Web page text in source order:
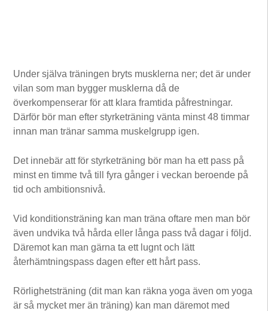
Under själva träningen bryts musklerna ner; det är under
vilan som man bygger musklerna då de
överkompenserar för att klara framtida påfrestningar.
Därför bör man efter styrketräning vänta minst 48 timmar
innan man tränar samma muskelgrupp igen.
Det innebär att för styrketräning bör man ha ett pass på
minst en timme två till fyra gånger i veckan beroende på
tid och ambitionsnivå.
Vid konditionsträning kan man träna oftare men man bör
även undvika två hårda eller långa pass två dagar i följd.
Däremot kan man gärna ta ett lugnt och lätt
återhämtningspass dagen efter ett hårt pass.
Rörlighetsträning (dit man kan räkna yoga även om yoga
är så mycket mer än träning) kan man däremot med